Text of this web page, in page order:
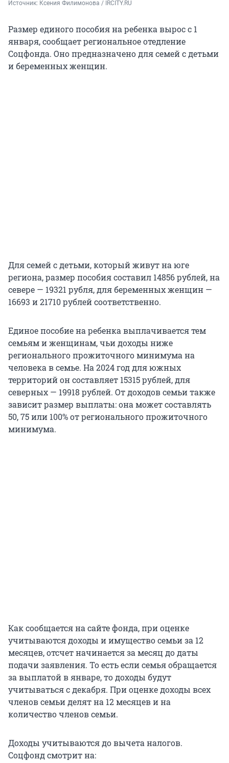
Источник: Ксения Филимонова / IRCITY.RU
Размер единого пособия на ребенка вырос с 1
января, сообщает региональное отедление
Соцфонда. Оно предназначено для семей с детьми
и беременных женщин.
Для семей с детьми, который живут на юге
региона, размер пособия составил 14856 рублей, на
севере — 19321 рубля, для беременных женщин —
16693 и 21710 рублей соответственно.
Единое пособие на ребенка выплачивается тем
семьям и женщинам, чьи доходы ниже
регионального прожиточного минимума на
человека в семье. На 2024 год для южных
территорий он составляет 15315 рублей, для
северных — 19918 рублей. От доходов семьи также
зависит размер выплаты: она может составлять
50, 75 или 100% от регионального прожиточного
минимума.
Как сообщается на сайте фонда, при оценке
учитываются доходы и имущество семьи за 12
месяцев, отсчет начинается за месяц до даты
подачи заявления. То есть если семья обращается
за выплатой в январе, то доходы будут
учитываться с декабря. При оценке доходы всех
членов семьи делят на 12 месяцев и на
количество членов семьи.
Доходы учитываются до вычета налогов.
Соцфонд смотрит на: